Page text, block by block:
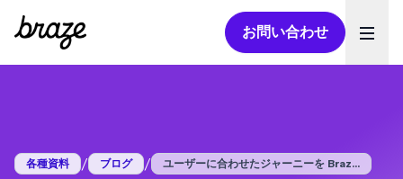
お問い合わせ
各種資料 / ブログ / ユーザーに合わせたジャーニーを Braz...